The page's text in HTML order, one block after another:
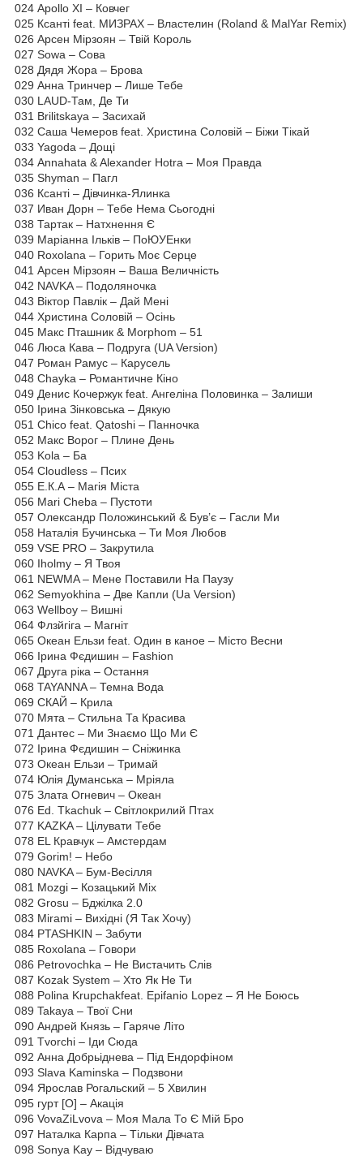
024 Apollo XI – Ковчег
025 Ксанті feat. МИЗРАХ – Властелин (Roland & MalYar Remix)
026 Арсен Мірзоян – Твій Король
027 Sowa – Сова
028 Дядя Жора – Брова
029 Анна Тринчер – Лише Тебе
030 LAUD-Там, Де Ти
031 Brilitskaya – Засихай
032 Саша Чемеров feat. Христина Соловій – Біжи Тікай
033 Yagoda – Дощі
034 Annahata & Alexander Hotra – Моя Правда
035 Shyman – Пагл
036 Ксанті – Дівчинка-Ялинка
037 Иван Дорн – Тебе Нема Сьогодні
038 Тартак – Натхнення Є
039 Маріанна Ільків – ПоЮУЕнки
040 Roxolana – Горить Моє Серце
041 Арсен Мірзоян – Ваша Величність
042 NAVKA – Подоляночка
043 Віктор Павлік – Дай Мені
044 Христина Соловій – Осінь
045 Макс Пташник & Morphom – 51
046 Люса Кава – Подруга (UA Version)
047 Роман Рамус – Карусель
048 Chayka – Романтичне Кіно
049 Денис Кочержук feat. Ангеліна Половинка – Залиши
050 Ірина Зінковська – Дякую
051 Chico feat. Qatoshi – Панночка
052 Макс Ворог – Плине День
053 Kola – Ба
054 Cloudless – Псих
055 Е.К.А – Магія Міста
056 Mari Cheba – Пустоти
057 Олександр Положинський & Був’є – Гасли Ми
058 Наталія Бучинська – Ти Моя Любов
059 VSE PRO – Закрутила
060 Iholmy – Я Твоя
061 NEWMA – Мене Поставили На Паузу
062 Semyokhina – Две Капли (Ua Version)
063 Wellboy – Вишні
064 Флзйгіга – Магніт
065 Океан Ельзи feat. Один в каное – Місто Весни
066 Ірина Фєдишин – Fashion
067 Друга ріка – Остання
068 TAYANNA – Темна Вода
069 СКАЙ – Крила
070 Мята – Стильна Та Красива
071 Дантес – Ми Знаємо Що Ми Є
072 Ірина Фєдишин – Сніжинка
073 Океан Ельзи – Тримай
074 Юлія Думанська – Мріяла
075 Злата Огневич – Океан
076 Ed. Tkachuk – Світлокрилий Птах
077 KAZKA – Цілувати Тебе
078 EL Кравчук – Амстердам
079 Gorim! – Небо
080 NAVKA – Бум-Весілля
081 Mozgi – Козацький Міх
082 Grosu – Бджілка 2.0
083 Mirami – Вихідні (Я Так Хочу)
084 PTASHKIN – Забути
085 Roxolana – Говори
086 Petrovochka – Не Вистачить Слів
087 Kozak System – Хто Як Не Ти
088 Polina Krupchakfeat. Epifanio Lopez – Я He Боюсь
089 Takaya – Твої Сни
090 Андрей Князь – Гаряче Літо
091 Tvorchi – Іди Сюда
092 Анна Добрьіднева – Під Ендорфіном
093 Slava Kaminska – Подзвони
094 Ярослав Рогальский – 5 Хвилин
095 гурт [О] – Акація
096 VovaZiLvova – Моя Мала То Є Мій Бро
097 Наталка Карпа – Тільки Дівчата
098 Sonya Kay – Відчуваю